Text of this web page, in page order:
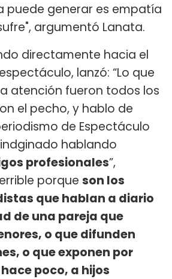
puede generar es empatía
argumentó Lanata.
directamente hacia el
lanzó: “Lo que
atención fueron todos los
el pecho, y hablo de
de Espectáculo
hablando
profesionales”,
porque son los
que hablan a diario
de una pareja que
o que difunden
o que exponen por
poco, a hijos